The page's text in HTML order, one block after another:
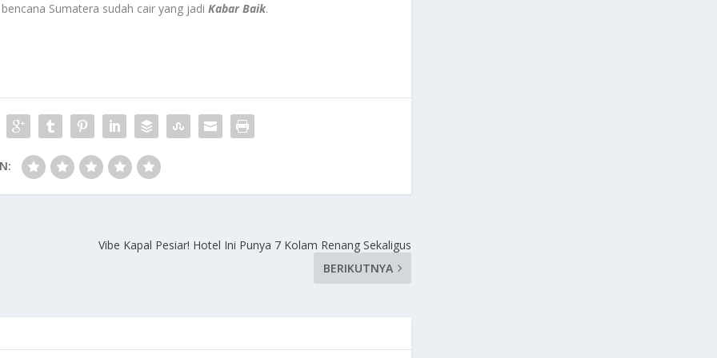
Sumatera sudah cair yang jadiKabar Baik.
Vibe Kapal Pesiar! Hotel Ini Punya 7 Kolam Renang Sekaligus
BERIKUTNYA